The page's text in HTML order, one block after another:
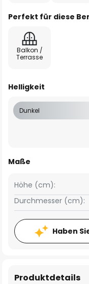
Perfekt für diese
Balkon /
Terrasse
Helligkeit
Dunkel
Maße
Höhe (cm):
Durchmesser (cm):
Haben
Produktdetails